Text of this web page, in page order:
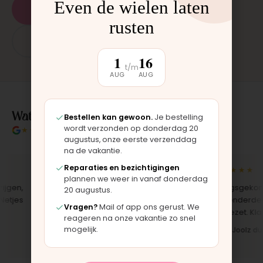
Plan een afspraak
Wat klanten over ons zeggen
★★★★★ 4.9/5 klantbeoordeling
★★★★★
"Bekleding zelf vervangen met de
uit. Duidelijk origineel spul."
Iris · Bugaboo bekleding
★★★★★
het onderdeel
opgezet. Klaar
Bas · Joolz
Even de wielen laten
rusten
1
AUG
t/m16
AUG
Bestellen kan gewoon. Je bestelling
wordt verzonden op donderdag 20
augustus, onze eerste verzenddag
na de vakantie.
Reparaties en bezichtigingen
plannen we weer in vanaf donderdag
20 augustus.
Vragen?Mail of app ons gerust. We
reageren na onze vakantie zo snel
mogelijk.